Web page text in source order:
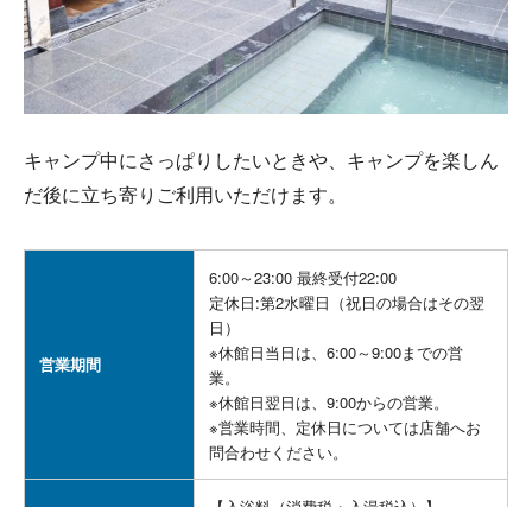
キャンプ中にさっぱりしたいときや、キャンプを楽しん
だ後に立ち寄りご利用いただけます。
営業期間
6:00～23:00 最終受付22:00
定休日:第2水曜日（祝日の場合はその翌
日）
※休館日当日は、6:00～9:00までの営
業。
※休館日翌日は、9:00からの営業。
※営業時間、定休日については店舗へお
問合わせください。